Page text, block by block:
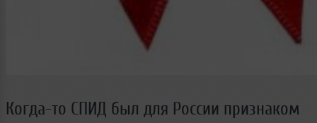
Когда-то СПИД был для России признаком